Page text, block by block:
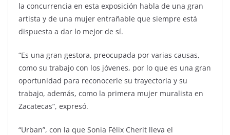
la concurrencia en esta exposición habla de una gran
artista y de una mujer entrañable que siempre está
dispuesta a dar lo mejor de sí.
“Es una gran gestora, preocupada por varias causas,
como su trabajo con los jóvenes, por lo que es una gran
oportunidad para reconocerle su trayectoria y su
trabajo, además, como la primera mujer muralista en
Zacatecas”, expresó.
“Urban”, con la que Sonia Félix Cherit lleva el